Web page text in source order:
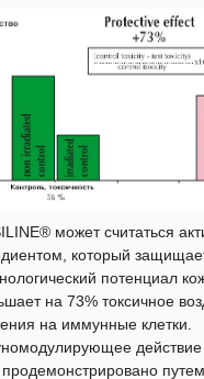
может считаться
который
потенциал
на 73% токсичное
на иммунные клетки.
действие